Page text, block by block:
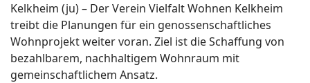
Kelkheim (ju) – Der Verein Vielfalt Wohnen Kelkheim
treibt die Planungen für ein genossenschaftliches
Wohnprojekt weiter voran. Ziel ist die Schaffung von
bezahlbarem, nachhaltigem Wohnraum mit
gemeinschaftlichem Ansatz.